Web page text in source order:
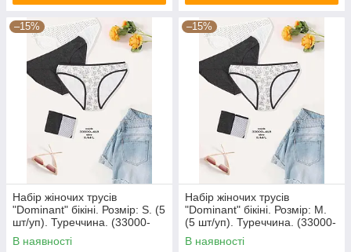
–15%
Набір жіночих трусів
"Dominant" бікіні. Розмір: S. (5
шт/уп). Туреччина. (33000-
418)
В наявності
–15%
Набір жіночих трусів
"Dominant" бікіні. Розмір: M.
(5 шт/уп). Туреччина. (33000-
418)
В наявності